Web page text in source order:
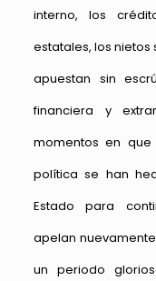
interno, los
estatales, los
apuestan sin
financiera y
momentos en
política se han
Estado para
apelan
un periodo